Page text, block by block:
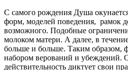
С самого рождения Душа
форм, моделей поведения, рамок
возможного. Подобные
молоком матери. А далее, в
больше и больше. Таким образом,
набором верований и убеждений.
действительность диктует свои